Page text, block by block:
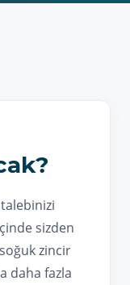
talebinizi
sizden
zincir
daha fazla